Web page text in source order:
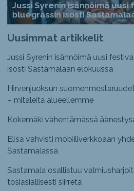
Jussi Syrenin isännöimä
bluegrassin isosti
Uusimmat artikkelit
Jussi Syrenin isännöimä uusi
isosti Sastamalaan elokuussa
Hirvenjuoksun
– mitaleita alueellemme
Kokemäki vähentämässä
Elisa vahvisti mobiiliverkkoaan
Sastamalassa
Sastamala osallistuu
tosiasiallisesti siirretä